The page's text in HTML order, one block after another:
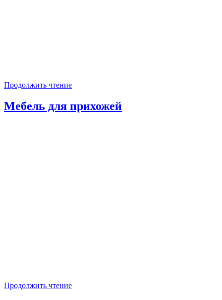
Продолжить чтение
Мебель для прихожей
Продолжить чтение